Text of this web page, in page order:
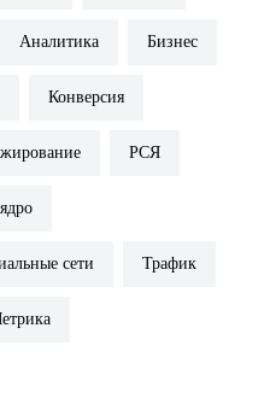
Аналитика Бизнес
Конверсия
РСЯ
сети Трафик